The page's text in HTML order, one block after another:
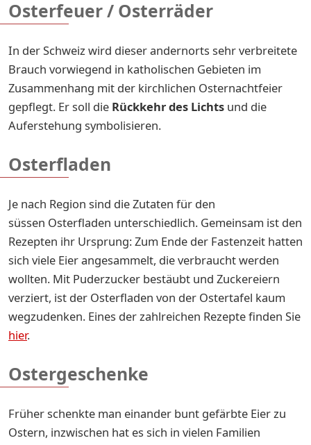
Osterfeuer / Osterräder
In der Schweiz wird dieser andernorts sehr verbreitete
Brauch vorwiegend in katholischen Gebieten im
Zusammenhang mit der kirchlichen Osternachtfeier
gepflegt. Er soll die Rückkehr des Lichts und die
Auferstehung symbolisieren.
Osterfladen
Je nach Region sind die Zutaten für den
süssen Osterfladen unterschiedlich. Gemeinsam ist den
Rezepten ihr Ursprung: Zum Ende der Fastenzeit hatten
sich viele Eier angesammelt, die verbraucht werden
wollten. Mit Puderzucker bestäubt und Zuckereiern
verziert, ist der Osterfladen von der Ostertafel kaum
wegzudenken. Eines der zahlreichen Rezepte finden Sie
hier.
Ostergeschenke
Früher schenkte man einander bunt gefärbte Eier zu
Ostern, inzwischen hat es sich in vielen Familien